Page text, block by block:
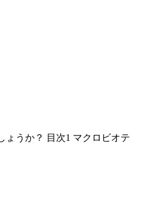
ょうか？ 目次1 マクロビオテ